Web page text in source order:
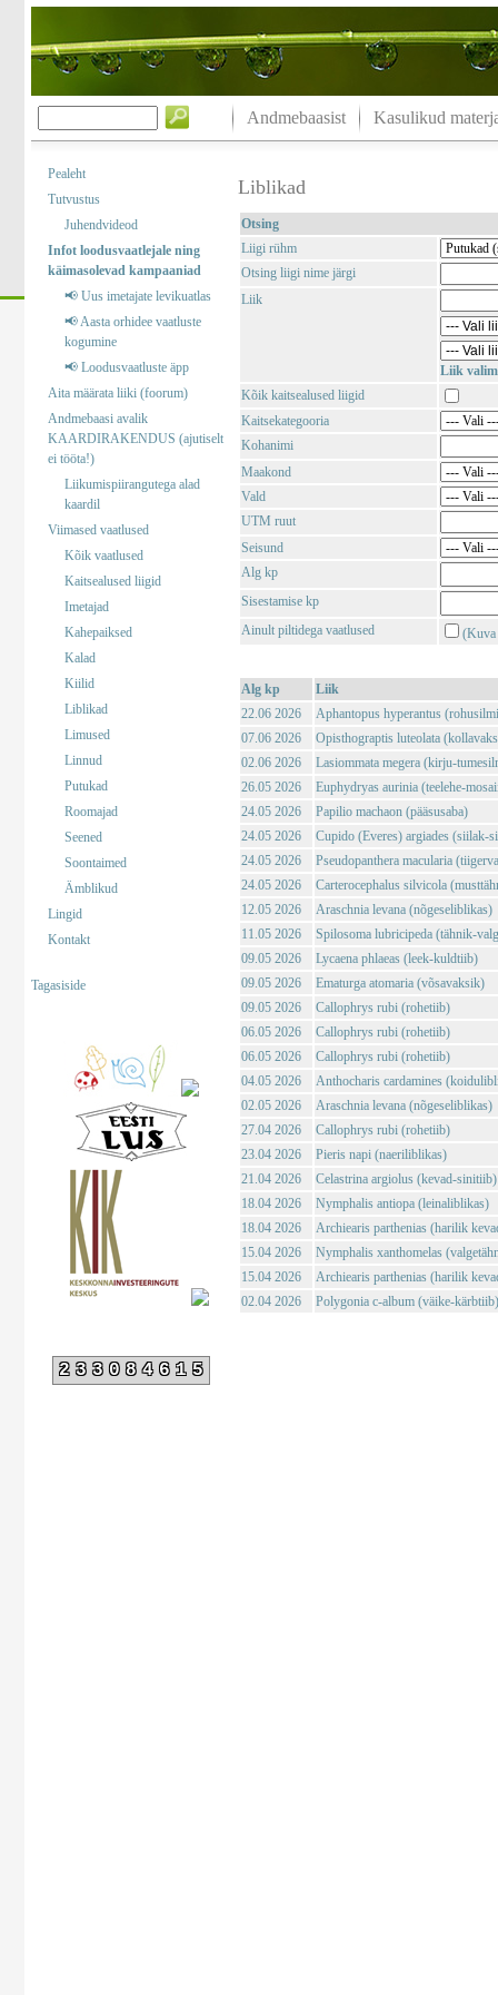
Andmebaasist Kasulikud
Pealeht
Tutvustus
Juhendvideod
Infot loodusvaatlejale ning
käimasolevad kampaaniad
📢 Uus imetajate levikuatlas
📢 Aasta orhidee vaatluste
kogumine
📢 Loodusvaatluste äpp
Aita määrata liiki (foorum)
Andmebaasi avalik
KAARDIRAKENDUS (ajutiselt
ei tööta!)
Liikumispiirangutega alad
kaardil
Viimased vaatlused
Kõik vaatlused
Kaitsealused liigid
Imetajad
Kahepaiksed
Kalad
Kiilid
Liblikad
Limused
Linnud
Putukad
Roomajad
Seened
Soontaimed
Ämblikud
Lingid
Kontakt
Tagasiside
233084615
Liblikad
Otsing
Liigi rühm
Otsing liigi nime järgi
Liik
Liik
Kõik kaitsealused liigid
Kaitsekategooria
Kohanimi
Maakond
Vald
UTM ruut
Seisund
Alg kp
Sisestamise kp
Ainult piltidega vaatlused
(Kuva
Alg kp
Liik
22.06 2026
Aphantopus hyperantus
07.06 2026
Opisthograptis luteolata
02.06 2026
Lasiommata megera (kirju-
26.05 2026
Euphydryas aurinia (teelehe-
24.05 2026
Papilio machaon (pääsusaba)
24.05 2026
Cupido (Everes) argiades (siilak-
24.05 2026
Pseudopanthera macularia
24.05 2026
Carterocephalus silvicola
12.05 2026
Araschnia levana (nõgeseliblikas)
11.05 2026
Spilosoma lubricipeda (tähnik-
09.05 2026
Lycaena phlaeas (leek-kuldtiib)
09.05 2026
Ematurga atomaria (võsavaksik)
09.05 2026
Callophrys rubi (rohetiib)
06.05 2026
Callophrys rubi (rohetiib)
06.05 2026
Callophrys rubi (rohetiib)
04.05 2026
Anthocharis cardamines
02.05 2026
Araschnia levana (nõgeseliblikas)
27.04 2026
Callophrys rubi (rohetiib)
23.04 2026
Pieris napi (naeriliblikas)
21.04 2026
Celastrina argiolus (kevad-sinitiib)
18.04 2026
Nymphalis antiopa (leinaliblikas)
18.04 2026
Archiearis parthenias (harilik
15.04 2026
Nymphalis xanthomelas
15.04 2026
Archiearis parthenias (harilik
02.04 2026
Polygonia c-album (väike-kärbtiib)